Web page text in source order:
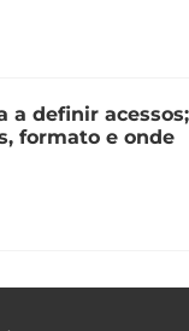
a definir acessos;
formato e onde